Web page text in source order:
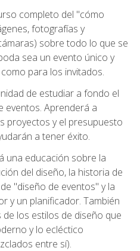
completo del "cómo
fotografías y
sobre todo lo que se
sea un evento único y
para los invitados.
de estudiar a fondo el
eventos. Aprenderá a
proyectos y el presupuesto
a tener éxito.
una educación sobre la
del diseño, la historia de
"diseño de eventos" y la
y un planificador. También
los estilos de diseño que
y lo ecléctico
entre sí).